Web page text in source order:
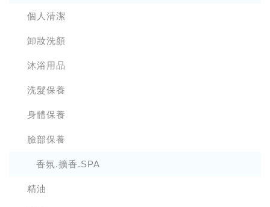
個人清潔
卸妝洗顏
沐浴用品
洗髮保養
身體保養
臉部保養
香氛.擴香.SPA
精油